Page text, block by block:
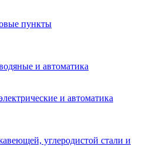
пункты
и автоматика
и автоматика
углеродистой стали и